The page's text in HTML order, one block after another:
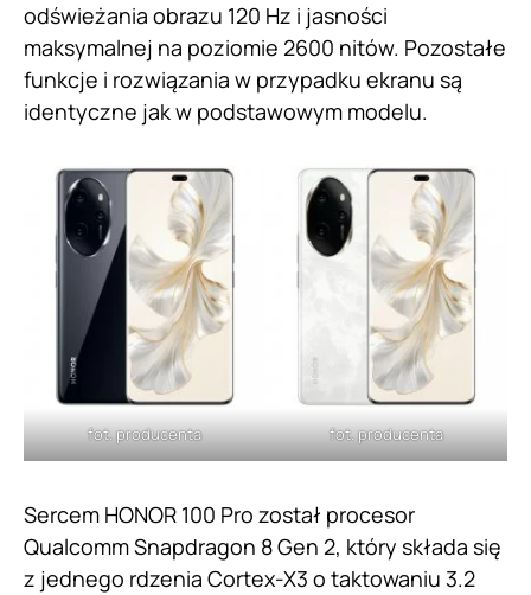
odświeżania obrazu 120 Hz i jasności
maksymalnej na poziomie 2600 nitów. Pozostałe
funkcje i rozwiązania w przypadku ekranu są
identyczne jak w podstawowym modelu.
fot. producenta fot. producenta
Sercem HONOR 100 Pro został procesor
Qualcomm Snapdragon 8 Gen 2, który składa się
z jednego rdzenia Cortex-X3 o taktowaniu 3.2